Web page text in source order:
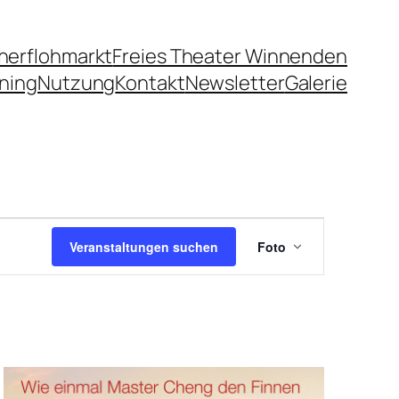
Freies Theater Winnenden
NutzungKontaktNewsletterGalerie
Veranstaltungen suchen
Ansichten-
Navigation
Foto